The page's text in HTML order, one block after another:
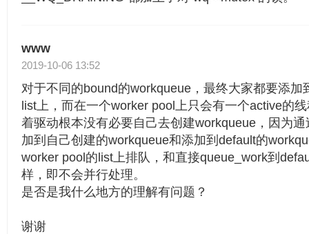
www
2019-10-06 13:52
对于不同的bound的workqueue，最终大家都要添加
list上，而在一个worker pool上只会有一个active的
着驱动根本没有必要自己去创建workqueue，因为
加到自己创建的workqueue和添加到default的
worker pool的list上排队，和直接queue_work到
样，即不会并行处理。
是否是我什么地方的理解有问题？
谢谢